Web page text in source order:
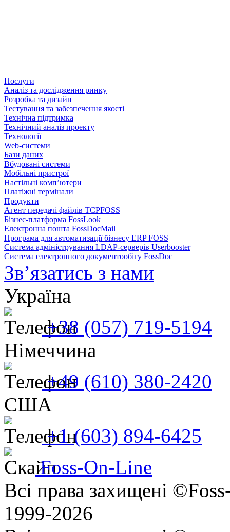
Послуги
Аналіз та дослідження ринку
Розробка та дизайн
Тестування та забезпечення якості
Технічна підтримка
Технічний аналіз проекту
Технології
Web-системи
Бази даних
Вбудовані системи
Мобільні пристрої
Настільні комп’ютери
Платіжні термінали
Продукти
Агент передачі файлів TCPFOSS
Бізнес-платформа FossLook
Електронна пошта FossDocMail
Програма для автоматизації бізнесу ERP FOSS
Система адміністрування LDAP-серверів Userbooster
Система електронного документообігу FossDoc
Зв’язатись з нами
Україна
+38 (057) 719-5194
Нiмеччина
+49 (610) 380-2420
США
+1 (603) 894-6425
Foss-On-Line
Всі права захищені
1999-2026